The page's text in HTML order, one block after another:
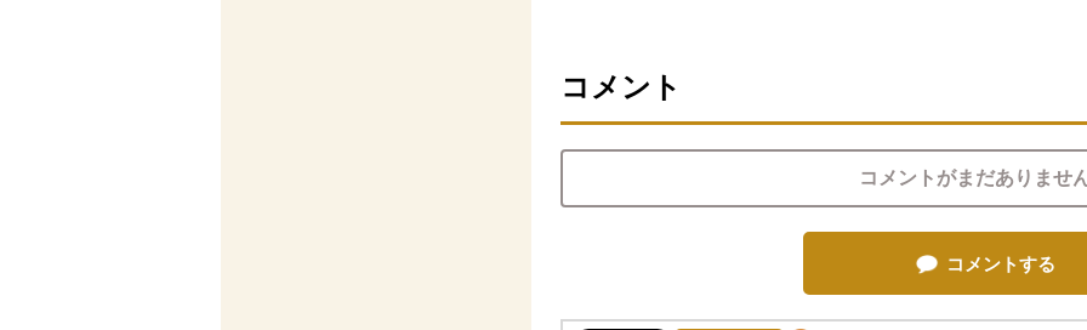
コメント
コメントがまだありません
コメントする